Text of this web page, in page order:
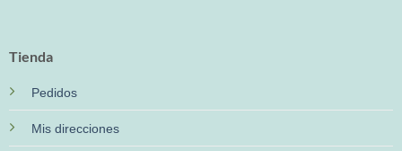
Tienda
Pedidos
Mis direcciones